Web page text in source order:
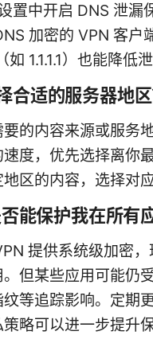
置中开启 DNS 泄漏
加密的 VPN 客户
如 1.1.1.1）也能降低泄
合适的服务器地区
要的内容来源或服务
度，优先选择离你
区的内容，选择对
能保护我在所有
提供系统级加密
但某些应用可能仍
等追踪影响。定期
略可以进一步提升